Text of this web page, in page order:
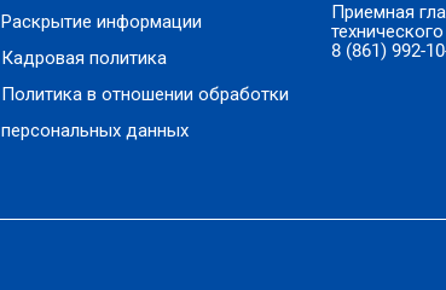
Раскрытие информации
Кадровая политика
Политика в отношении обработки
персональных данных
Приемная
8 (861) 992-